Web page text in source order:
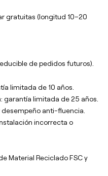
gratuitas (longitud 10–20
de pedidos futuros).
limitada de 10 años.
limitada de 25 años.
anti-fluencia.
incorrecta o
Material Reciclado FSC y